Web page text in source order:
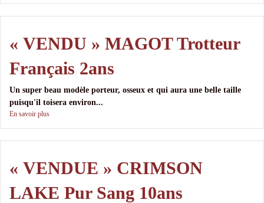
« VENDU » MAGOT Trotteur
Français 2ans
Un super beau modèle porteur, osseux et qui aura une belle taille
puisqu'il toisera environ...
En savoir plus
« VENDUE » CRIMSON
LAKE Pur Sang 10ans